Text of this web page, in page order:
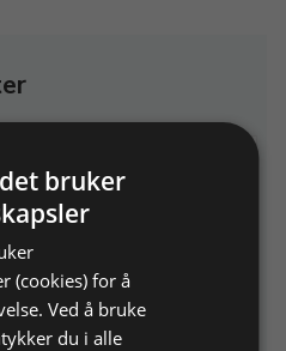
Temavisen 2018 nr. 81
bruker
(cookies) for å
Ved å bruke
du i alle